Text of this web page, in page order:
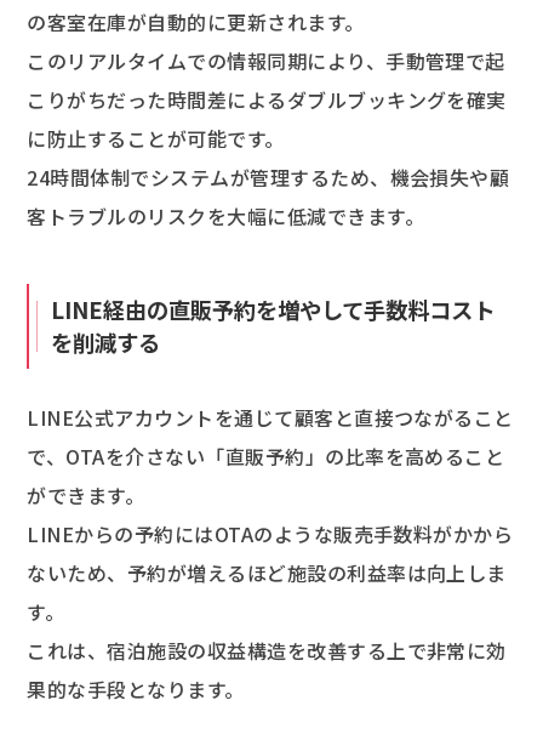
の客室在庫が自動的に更新されます。
このリアルタイムでの情報同期により、手動管理で起
こりがちだった時間差によるダブルブッキングを確実
に防止することが可能です。
24時間体制でシステムが管理するため、機会損失や顧
客トラブルのリスクを大幅に低減できます。
LINE経由の直販予約を増やして手数料コスト
を削減する
LINE公式アカウントを通じて顧客と直接つながること
で、OTAを介さない「直販予約」の比率を高めること
ができます。
LINEからの予約にはOTAのような販売手数料がかから
ないため、予約が増えるほど施設の利益率は向上しま
す。
これは、宿泊施設の収益構造を改善する上で非常に効
果的な手段となります。